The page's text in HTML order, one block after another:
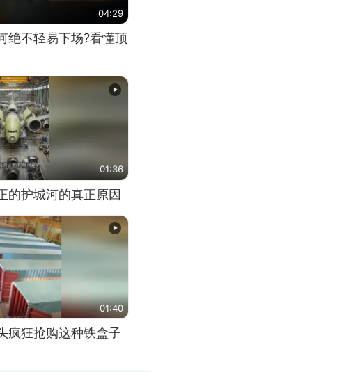
04:29
绝不轻易下场?看懂顶
01:36
的护城河的真正原因
01:40
疯狂抢购这种铁盒子